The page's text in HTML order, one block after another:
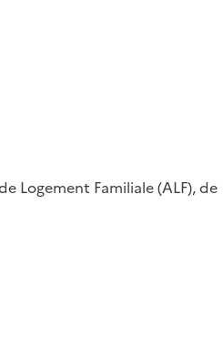
Logement Familiale (ALF), de